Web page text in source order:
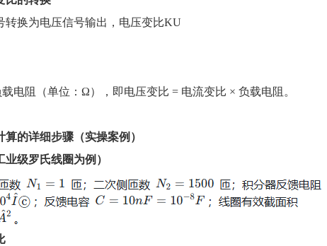
转换为电压信号输出，电压变比KU
电阻（单位：Ω），即电压变比 = 电流变比 × 负载电阻。
算的详细步骤（实操案例）
级罗氏线圈为例）